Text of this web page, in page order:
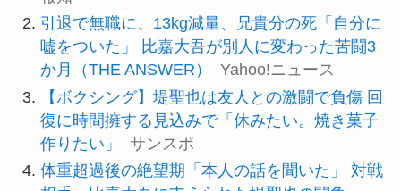
引退で無職に、13kg減量、兄貴分の死「自分に
嘘をついた」 比嘉大吾が別人に変わった苦闘3
か月（THE ANSWER）
Yahoo!ニュース
【ボクシング】堤聖也は友人との激闘で負傷 回
復に時間擁する見込みで「休みたい。焼き菓子
作りたい」
サンスポ
体重超過後の絶望期「本人の話を聞いた」 対戦